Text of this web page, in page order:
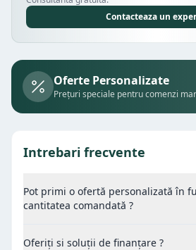
Contacteaza un
Oferte Personalizate
Prețuri speciale pentru comenzi
Intrebari frecvente
Pot primi o ofertă personalizată în
cantitatea comandată ?
Oferiți si soluții de finanțare ?